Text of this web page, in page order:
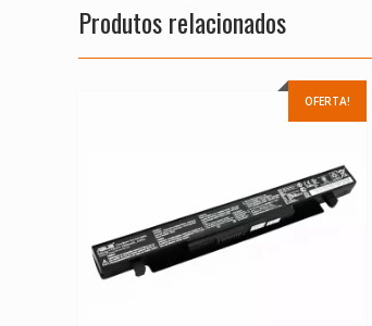
Produtos relacionados
OFERTA!